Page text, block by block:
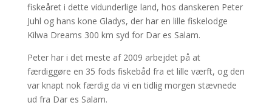
fiskeåret i dette vidunderlige land, hos danskeren Peter
Juhl og hans kone Gladys, der har en lille fiskelodge
Kilwa Dreams 300 km syd for Dar es Salam.
Peter har i det meste af 2009 arbejdet på at
færdiggøre en 35 fods fiskebåd fra et lille værft, og den
var knapt nok færdig da vi en tidlig morgen stævnede
ud fra Dar es Salam.